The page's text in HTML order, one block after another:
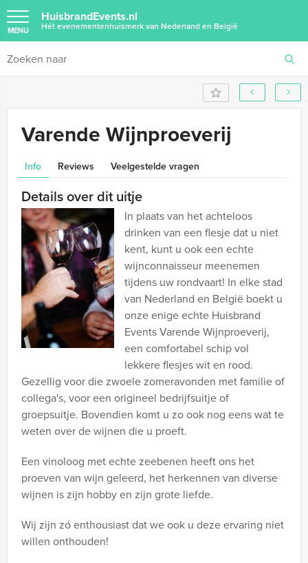
HuisbrandEvents.nl
Hét evenementenhuismerk van Nederland en België
MENU
Varende Wijnproeverij
Info Reviews Veelgestelde vragen
Details over dit uitje
In plaats van het achteloos
drinken van een flesje dat u niet
kent, kunt u ook een echte
wijnconnaisseur meenemen
tijdens uw rondvaart! In elke stad
van Nederland en België boekt u
onze enige echte Huisbrand
Events Varende Wijnproeverij,
een comfortabel schip vol
lekkere flesjes wit en rood.
Gezellig voor die zwoele zomeravonden met familie of
collega's, voor een origineel bedrijfsuitje of
groepsuitje. Bovendien komt u zo ook nog eens wat te
weten over de wijnen die u proeft.
Een vinoloog met echte zeebenen heeft ons het
proeven van wijn geleerd, het herkennen van diverse
wijnen is zijn hobby en zijn grote liefde.
Wij zijn zó enthousiast dat we ook u deze ervaring niet
willen onthouden!